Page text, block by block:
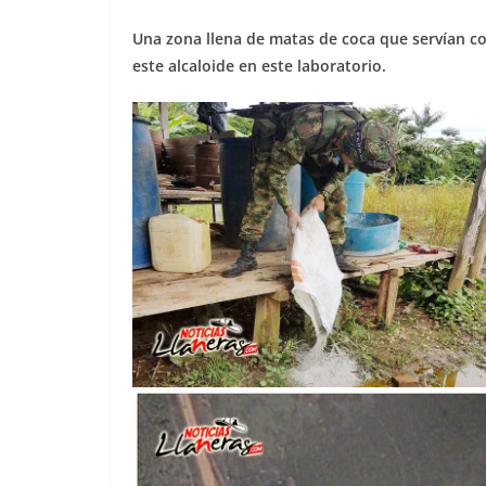
Una zona llena de matas de coca que servían
este alcaloide en este laboratorio.